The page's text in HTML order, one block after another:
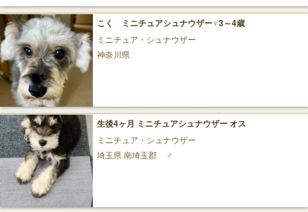
こく ミニチュアシュナウザー♀3～4歳
ミニチュア・シュナウザー
神奈川県
生後4ヶ月 ミニチュアシュナウザー オス
ミニチュア・シュナウザー
埼玉県 南埼玉郡
♂